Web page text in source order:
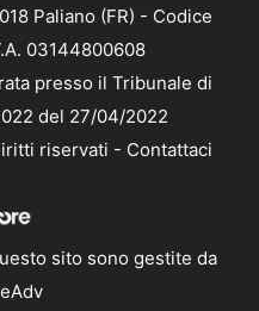
Paliano (FR) - Codice
03144800608
presso il Tribunale di
del 27/04/2022
riservati - Contattaci
sito sono gestite da